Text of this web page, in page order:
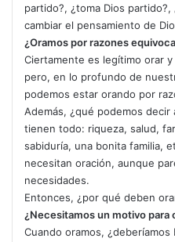
partido?, ¿toma Dios
cambiar el pen­samiento de
¿Oramos por razones
Ciertamente es legítimo orar
pero, en lo profundo de
podemos estar orando por
Además, ¿qué podemos
tienen todo: riqueza, salud,
sabiduría, una bonita familia,
necesitan oración, aunque
necesidades.
Entonces, ¿por qué deben
¿Necesitamos un motivo para
Cuando oramos,